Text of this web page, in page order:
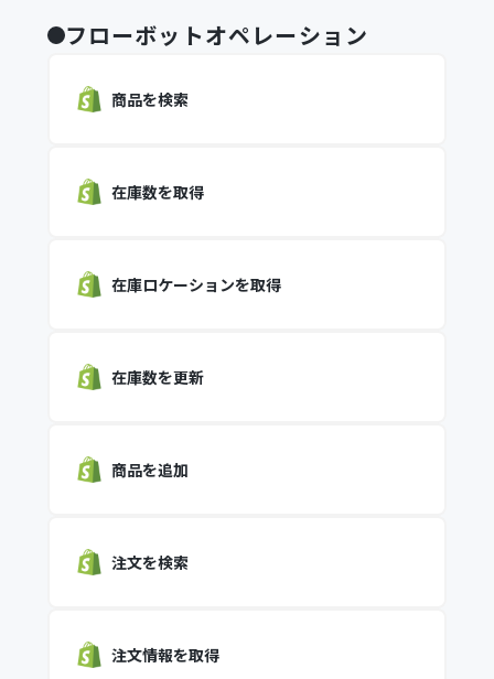
フローボットオペレーション
商品を検索
在庫数を取得
在庫ロケーションを取得
在庫数を更新
商品を追加
注文を検索
注文情報を取得